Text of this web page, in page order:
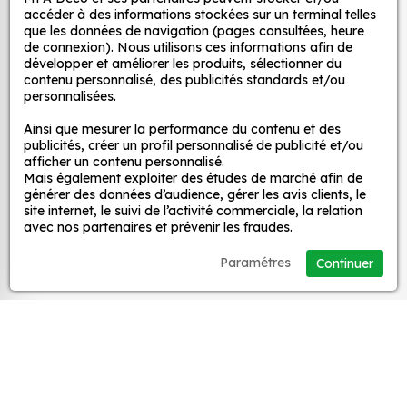
et ce, à moindre coût et sans effort.
Quels sont les avantages de nos stickers
décoration ?
Une grande variété de motifs et de couleurs :
disponibles dans une large gamme de motifs et
de couleurs, ce qui vous permet de trouver le
sticker parfait pour votre décoration.
Une installation facile : nos stickers sont faciles
à installer, même pour les débutants. Il suffit de
la surface souhaitée. Vous pouvez vous aider
d’une raclette si besoin.
décoratifs
MPA Déco
Nos services
Nos sites
Mon Compte
accéder à des informations stockées sur un terminal telles
que les données de navigation (pages consultées, heure
de connexion). Nous utilisons ces informations afin de
développer et améliorer les produits, sélectionner du
contenu personnalisé, des publicités standards et/ou
personnalisées.
Ainsi que mesurer la performance du contenu et des
publicités, créer un profil personnalisé de publicité et/ou
afficher un contenu personnalisé.
Mais également exploiter des études de marché afin de
générer des données d’audience, gérer les avis clients, le
site internet, le suivi de l’activité commerciale, la relation
avec nos partenaires et prévenir les fraudes.
Continuer
Paramétres